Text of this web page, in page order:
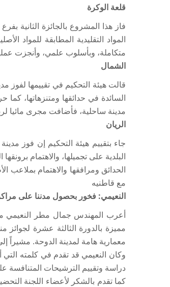
قلعة الوكرة
فاز هذا المشروع بالجائزة الثانية
المواد التقليدية المطابقة للمواد
متكاملة، وبأسلوب علمي، وأنجزت
الشمال
قالت هيئة التحكيم في تقييمها لفوز
السائدة في حدائقها ومتنزهاتها،
مدينة ساحلية، فأضافت مجرى مائيا
الريان
جاء بتقييم هيئة التحكيم إن فوز
البلدية على تجميلها، والاهتمام
الحدائق ومرافقها والاهتمام بملاعب
مع قاطنيه
النعيمي: فخور بحصول مدننا على
مميزة بالدورة الثالثة عشرة
معمارية هامة لمدينة الدوحة. مشيراً
وكان النعيمي قد تقدم في كلمته التي
دراسة وتقييم الترشيحات المتنافسة
كما تقدم بالشكر لأعضاء اللجنة